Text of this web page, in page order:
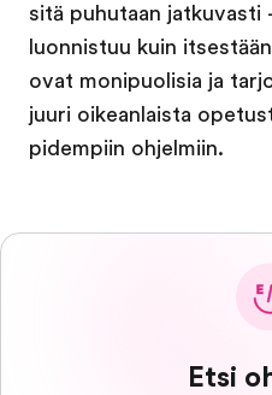
sitä puhutaan jatkuvasti
luonnistuu kuin
ovat monipuolisia ja
juuri oikeanlaista
pidempiin ohjelmiin.
Etsi